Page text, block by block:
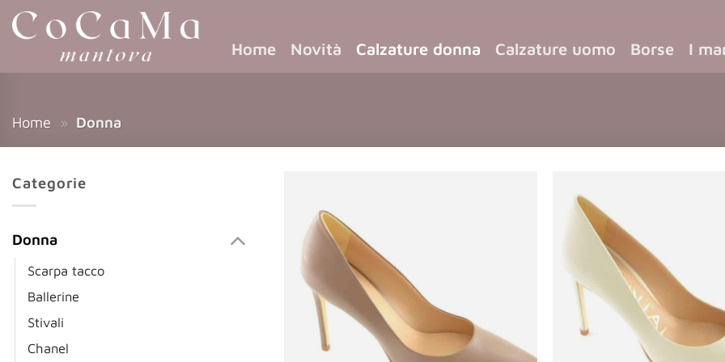
Home Novità Calzature donna Calzature uomo Borse I
Home » Donna
Categorie
Donna
Scarpa tacco
Ballerine
Stivali
Chanel